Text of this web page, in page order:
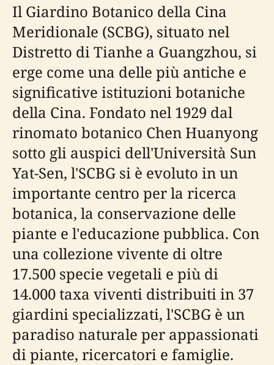
Il Giardino Botanico della Cina
Meridionale (SCBG), situato nel
Distretto di Tianhe a Guangzhou, si
erge come una delle più antiche e
significative istituzioni botaniche
della Cina. Fondato nel 1929 dal
rinomato botanico Chen Huanyong
sotto gli auspici dell'Università Sun
Yat-Sen, l'SCBG si è evoluto in un
importante centro per la ricerca
botanica, la conservazione delle
piante e l'educazione pubblica. Con
una collezione vivente di oltre
17.500 specie vegetali e più di
14.000 taxa viventi distribuiti in 37
giardini specializzati, l'SCBG è un
paradiso naturale per appassionati
di piante, ricercatori e famiglie.